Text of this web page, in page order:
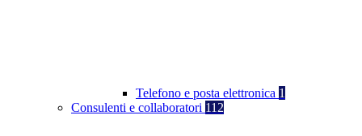
Telefono e posta elettronica 1
Consulenti e collaboratori 112